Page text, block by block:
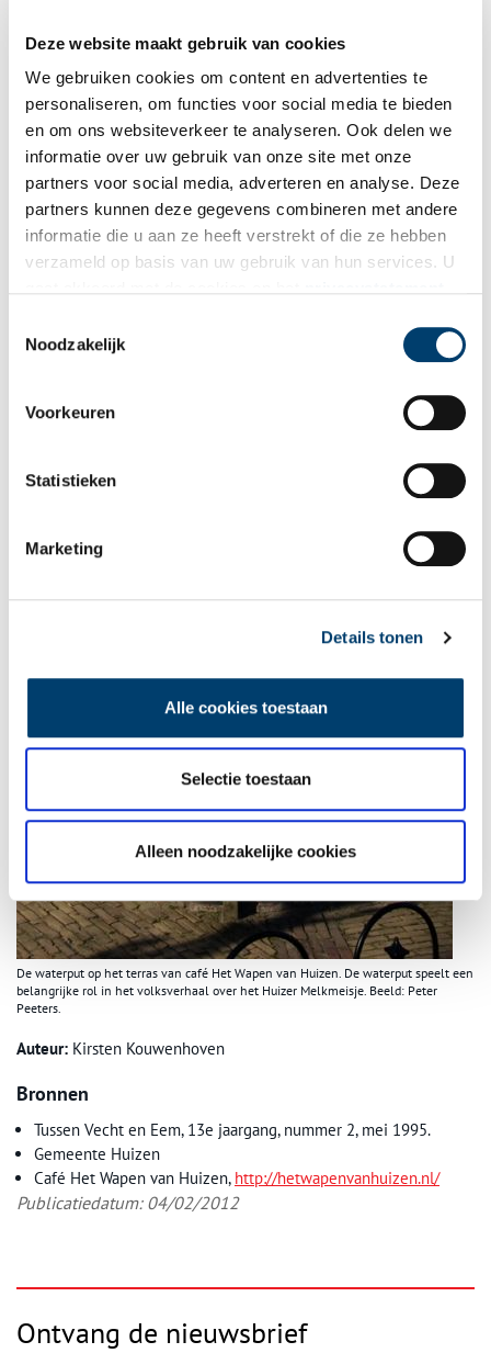
Deze website maakt gebruik van cookies
We gebruiken cookies om content en advertenties te
personaliseren, om functies voor social media te bieden
en om ons websiteverkeer te analyseren. Ook delen we
informatie over uw gebruik van onze site met onze
partners voor social media, adverteren en analyse. Deze
partners kunnen deze gegevens combineren met andere
informatie die u aan ze heeft verstrekt of die ze hebben
verzameld op basis van uw gebruik van hun services. U
Noodzakelijk
Voorkeuren
Statistieken
Marketing
Details tonen
Alle cookies toestaan
Selectie toestaan
Alleen noodzakelijke cookies
Het Zuivelhuis tegenover Café Zwart, ca. 1950. Beeld: Huizer Museum Het
Schoutenhuis.
De waterput
Voor het café, op het terras, staat nog een ouderwetse waterput.
Vroeger was er geen waterleiding, maar haalden de Huizers hun
water uit de put of pomp. Het was een vergelijkbare waterput
waarin de gierige boer uit het verhaal van het Huizer Melkmeisje
zijn overgebleven melk weggooide. En waar hij uiteindelijk zelf
in belandde.
De waterput op het terras van café Het Wapen van Huizen. De waterput speelt een
belangrijke rol in het volksverhaal over het Huizer Melkmeisje. Beeld: Peter
Peeters.
Auteur: Kirsten Kouwenhoven
Bronnen
Tussen Vecht en Eem, 13e jaargang, nummer 2, mei 1995.
Gemeente Huizen
Café Het Wapen van Huizen, http://hetwapenvanhuizen.nl/
Publicatiedatum: 04/02/2012
Ontvang de nieuwsbrief